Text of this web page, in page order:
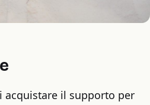
acquistare il supporto per